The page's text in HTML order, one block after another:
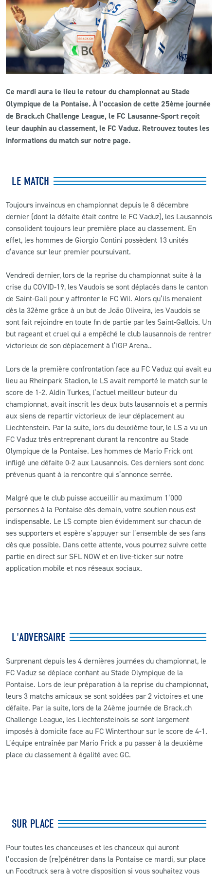
CLUB
CONTACT
ACTUALITÉS
LS E-SHOP
L’APP DU LS
PRESSE ET MEDIAS
Ce mardi aura le lieu le retour du championnat au Stade
Olympique de la Pontaise. À l’occasion de cette 25ème journée
de Brack.ch Challenge League, le FC Lausanne-Sport reçoit
leur dauphin au classement, le FC Vaduz. Retrouvez toutes les
informations du match sur notre page.
LE MATCH
Toujours invaincus en championnat depuis le 8 décembre
dernier (dont la défaite était contre le FC Vaduz), les Lausannois
consolident toujours leur première place au classement. En
effet, les hommes de Giorgio Contini possèdent 13 unités
d’avance sur leur premier poursuivant.
Vendredi dernier, lors de la reprise du championnat suite à la
crise du COVID-19, les Vaudois se sont déplacés dans le canton
de Saint-Gall pour y affronter le FC Wil. Alors qu’ils menaient
dès la 32ème grâce à un but de João Oliveira, les Vaudois se
sont fait rejoindre en toute fin de partie par les Saint-Gallois. Un
but rageant et cruel qui a empêché le club lausannois de rentrer
victorieux de son déplacement à l’IGP Arena..
Lors de la première confrontation face au FC Vaduz qui avait eu
lieu au Rheinpark Stadion, le LS avait remporté le match sur le
score de 1-2. Aldin Turkes, l’actuel meilleur buteur du
championnat, avait inscrit les deux buts lausannois et a permis
aux siens de repartir victorieux de leur déplacement au
Liechtenstein. Par la suite, lors du deuxième tour, le LS a vu un
FC Vaduz très entreprenant durant la rencontre au Stade
Olympique de la Pontaise. Les hommes de Mario Frick ont
infligé une défaite 0-2 aux Lausannois. Ces derniers sont donc
prévenus quant à la rencontre qui s’annonce serrée.
Malgré que le club puisse accueillir au maximum 1’000
personnes à la Pontaise dès demain, votre soutien nous est
indispensable. Le LS compte bien évidemment sur chacun de
ses supporters et espère s’appuyer sur l’ensemble de ses fans
dès que possible. Dans cette attente, vous pourrez suivre cette
partie en direct sur SFL NOW et en live-ticker sur notre
application mobile et nos réseaux sociaux.
L'ADVERSAIRE
Surprenant depuis les 4 dernières journées du championnat, le
FC Vaduz se déplace confiant au Stade Olympique de la
Pontaise. Lors de leur préparation à la reprise du championnat,
leurs 3 matchs amicaux se sont soldées par 2 victoires et une
défaite. Par la suite, lors de la 24ème journée de Brack.ch
Challenge League, les Liechtensteinois se sont largement
imposés à domicile face au FC Winterthour sur le score de 4-1.
L’équipe entraînée par Mario Frick a pu passer à la deuxième
place du classement à égalité avec GC.
SUR PLACE
Pour toutes les chanceuses et les chanceux qui auront
l’occasion de (re)pénétrer dans la Pontaise ce mardi, sur place
un Foodtruck sera à votre disposition si vous souhaitez vous